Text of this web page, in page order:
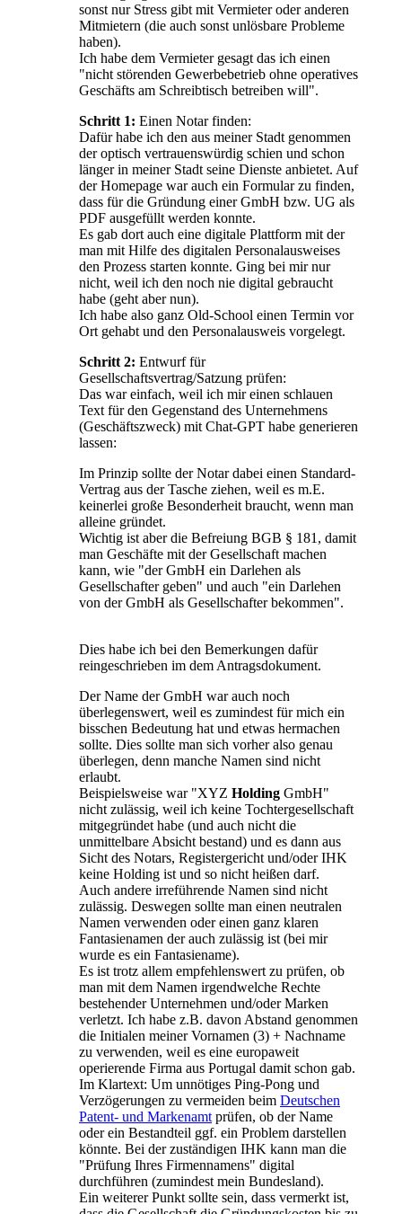
sonst nur Stress gibt mit Vermieter oder anderen
Mitmietern (die auch sonst unlösbare Probleme
haben).
Ich habe dem Vermieter gesagt das ich einen
"nicht störenden Gewerbebetrieb ohne operatives
Geschäfts am Schreibtisch betreiben will".
Schritt 1: Einen Notar finden:
Dafür habe ich den aus meiner Stadt genommen
der optisch vertrauenswürdig schien und schon
länger in meiner Stadt seine Dienste anbietet. Auf
der Homepage war auch ein Formular zu finden,
dass für die Gründung einer GmbH bzw. UG als
PDF ausgefüllt werden konnte.
Es gab dort auch eine digitale Plattform mit der
man mit Hilfe des digitalen Personalausweises
den Prozess starten konnte. Ging bei mir nur
nicht, weil ich den noch nie digital gebraucht
habe (geht aber nun).
Ich habe also ganz Old-School einen Termin vor
Ort gehabt und den Personalausweis vorgelegt.
Schritt 2: Entwurf für
Gesellschaftsvertrag/Satzung prüfen:
Das war einfach, weil ich mir einen schlauen
Text für den Gegenstand des Unternehmens
(Geschäftszweck) mit Chat-GPT habe generieren
lassen:
Im Prinzip sollte der Notar dabei einen Standard-
Vertrag aus der Tasche ziehen, weil es m.E.
keinerlei große Besonderheit braucht, wenn man
alleine gründet.
Wichtig ist aber die Befreiung BGB § 181, damit
man Geschäfte mit der Gesellschaft machen
kann, wie "der GmbH ein Darlehen als
Gesellschafter geben" und auch "ein Darlehen
von der GmbH als Gesellschafter bekommen".
Dies habe ich bei den Bemerkungen dafür
reingeschrieben im dem Antragsdokument.
Der Name der GmbH war auch noch
überlegenswert, weil es zumindest für mich ein
bisschen Bedeutung hat und etwas hermachen
sollte. Dies sollte man sich vorher also genau
überlegen, denn manche Namen sind nicht
erlaubt.
Beispielsweise war "XYZ Holding GmbH"
nicht zulässig, weil ich keine Tochtergesellschaft
mitgegründet habe (und auch nicht die
unmittelbare Absicht bestand) und es dann aus
Sicht des Notars, Registergericht und/oder IHK
keine Holding ist und so nicht heißen darf.
Auch andere irreführende Namen sind nicht
zulässig. Deswegen sollte man einen neutralen
Namen verwenden oder einen ganz klaren
Fantasienamen der auch zulässig ist (bei mir
wurde es ein Fantasiename).
Es ist trotz allem empfehlenswert zu prüfen, ob
man mit dem Namen irgendwelche Rechte
bestehender Unternehmen und/oder Marken
verletzt. Ich habe z.B. davon Abstand genommen
die Initialen meiner Vornamen (3) + Nachname
zu verwenden, weil es eine europaweit
operierende Firma aus Portugal damit schon gab.
Im Klartext: Um unnötiges Ping-Pong und
Verzögerungen zu vermeiden beim Deutschen
Patent- und Markenamtprüfen, ob der Name
oder ein Bestandteil ggf. ein Problem darstellen
könnte. Bei der zuständigen IHK kann man die
"Prüfung Ihres Firmennamens" digital
durchführen (zumindest mein Bundesland).
Ein weiterer Punkt sollte sein, dass vermerkt ist,